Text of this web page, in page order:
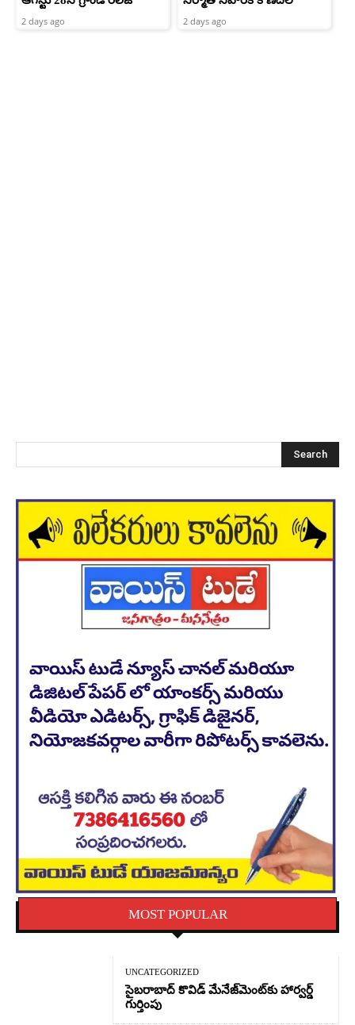
2 days ago 2 days ago
Search
MOST POPULAR
UNCATEGORIZED
సైబరాబాద్‌ కొవిడ్‌ మేనేజ్‌మెంట్‌కు హార్వర్డ్‌
గుర్తింపు